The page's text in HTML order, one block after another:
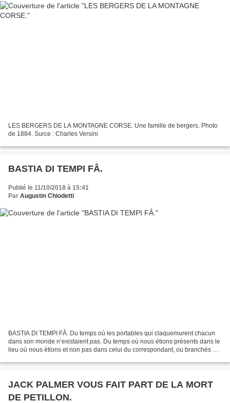
LES BERGERS DE LA MONTAGNE CORSE. Une famille de bergers. Photo
de 1884. Surce : Charles Versini
BASTIA DI TEMPI FÂ.
Publié le 11/10/2018 à 15:41
Par Augustin Chiodetti
BASTIA DI TEMPI FÂ. Du temps où les portables qui claquemurent chacun
dans son monde n’existaient pas. Du temps où nous étions présents dans le
lieu où nous étions et non pas dans celui du correspondant, ou branchés à
JACK PALMER VOUS FAIT PART DE LA MORT
DE PETILLON.